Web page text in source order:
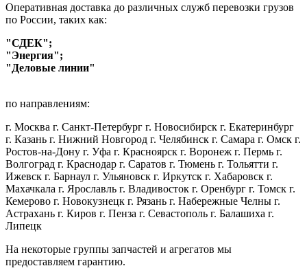
Оперативная доставка до различных служб перевозки грузов
по России, таких как:
"СДЕК";
"Энергия";
"Деловые линии"
по направлениям:
г. Москва г. Санкт-Петербург г. Новосибирск г. Екатеринбург
г. Казань г. Нижний Новгород г. Челябинск г. Самара г. Омск г.
Ростов-на-Дону г. Уфа г. Красноярск г. Воронеж г. Пермь г.
Волгоград г. Краснодар г. Саратов г. Тюмень г. Тольятти г.
Ижевск г. Барнаул г. Ульяновск г. Иркутск г. Хабаровск г.
Махачкала г. Ярославль г. Владивосток г. Оренбург г. Томск г.
Кемерово г. Новокузнецк г. Рязань г. Набережные Челны г.
Астрахань г. Киров г. Пенза г. Севастополь г. Балашиха г.
Липецк
На некоторые группы запчастей и агрегатов мы
предоставляем гарантию.